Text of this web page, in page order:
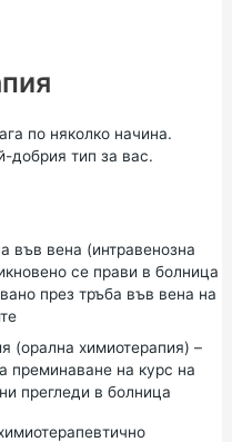
по няколко начина.
добрия тип за вас.
във вена (интравенозна
се прави в болница
през тръба във вена на
(орална химиотерапия) –
преминаване на курс на
прегледи в болница